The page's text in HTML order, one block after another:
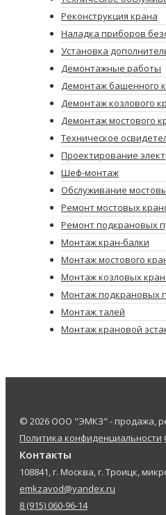
Реконструкция крана
Наладка приборов
Установка
Демонтажные работы
Демонтаж башенного
Демонтаж козлового
Демонтаж мостового
Техническое
Проектирование
Шеф-монтаж
Обслуживание
Ремонт мостовых
Ремонт подкрановых
Монтаж кран-балки
Монтаж мостового
Монтаж козловых
Монтаж подкрановых
Монтаж талей
Монтаж крановой
© 2026 ООО "ЭМКЗ" - продажа,
Политика конфиденциальности
Контакты
108841, г. Москва, г. Троицк,
emkzavod@yandex.ru
8 (915) 060-96-14